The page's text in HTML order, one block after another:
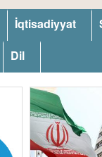
İqtisadiyyat
Dil